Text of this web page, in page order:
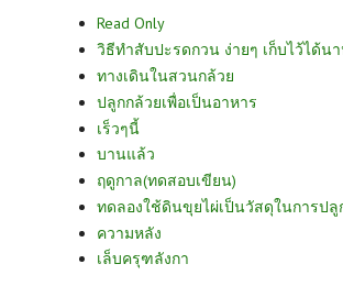
Read Only
วิธีทำสับปะรดกวน ง่ายๆ เก็บไว้ได้น
ทางเดินในสวนกล้วย
ปลูกกล้วยเพื่อเป็นอาหาร
เร็วๆนี้
บานแล้ว
ฤดูกาล(ทดสอบเขียน)
ทดลองใช้ดินขุยไผ่เป็นวัสดุในการป
ความหลัง
เล็บครุฑลังกา